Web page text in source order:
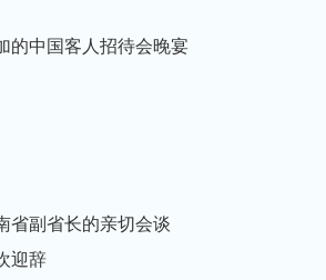
的中国客人招待会晚宴
副省长的亲切会谈
迎辞